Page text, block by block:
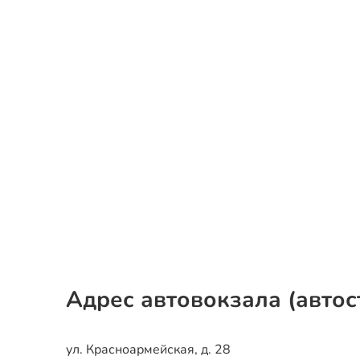
Адрес автовокзала
ул. Красноармейская, д. 28